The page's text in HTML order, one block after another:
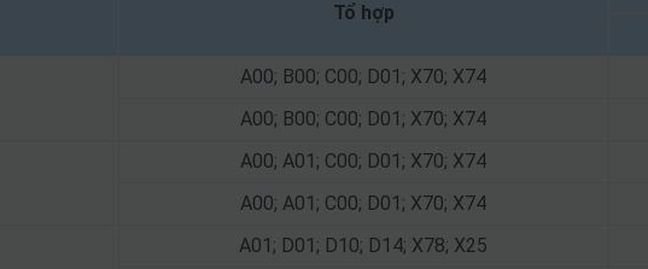
Tổ hợp
A00; B00; C00; D01; X70; X74
A00; B00; C00; D01; X70; X74
A00; A01; C00; D01; X70; X74
A00; A01; C00; D01; X70; X74
A01; D01; D10; D14; X78; X25